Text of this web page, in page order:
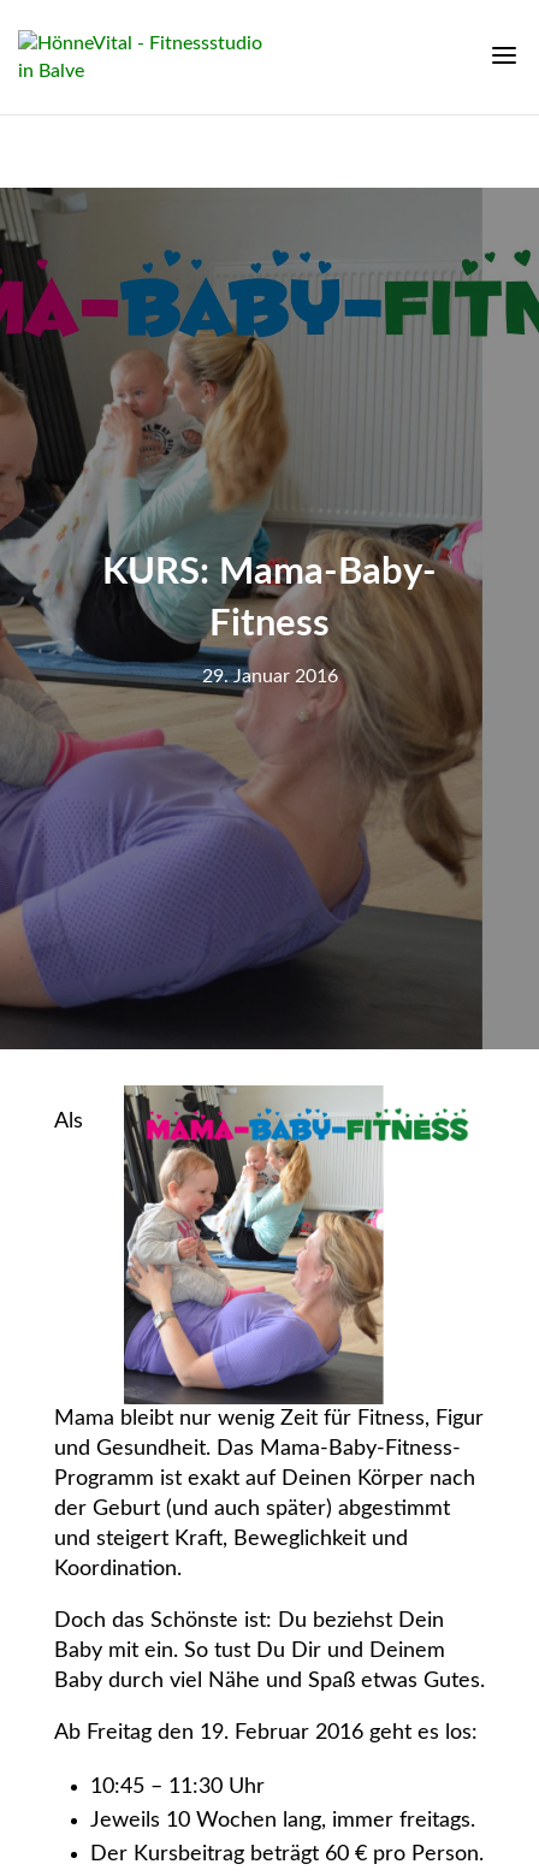
KURS: Mama-Baby-
Fitness
29. Januar 2016
Als
Mama bleibt nur wenig Zeit für Fitness, Figur
und Gesundheit. Das Mama-Baby-Fitness-
Programm ist exakt auf Deinen Körper nach
der Geburt (und auch später) abgestimmt
und steigert Kraft, Beweglichkeit und
Koordination.
Doch das Schönste ist: Du beziehst Dein
Baby mit ein. So tust Du Dir und Deinem
Baby durch viel Nähe und Spaß etwas Gutes.
Ab Freitag den 19. Februar 2016 geht es los:
10:45 – 11:30 Uhr
Jeweils 10 Wochen lang, immer freitags.
Der Kursbeitrag beträgt 60 € pro Person.